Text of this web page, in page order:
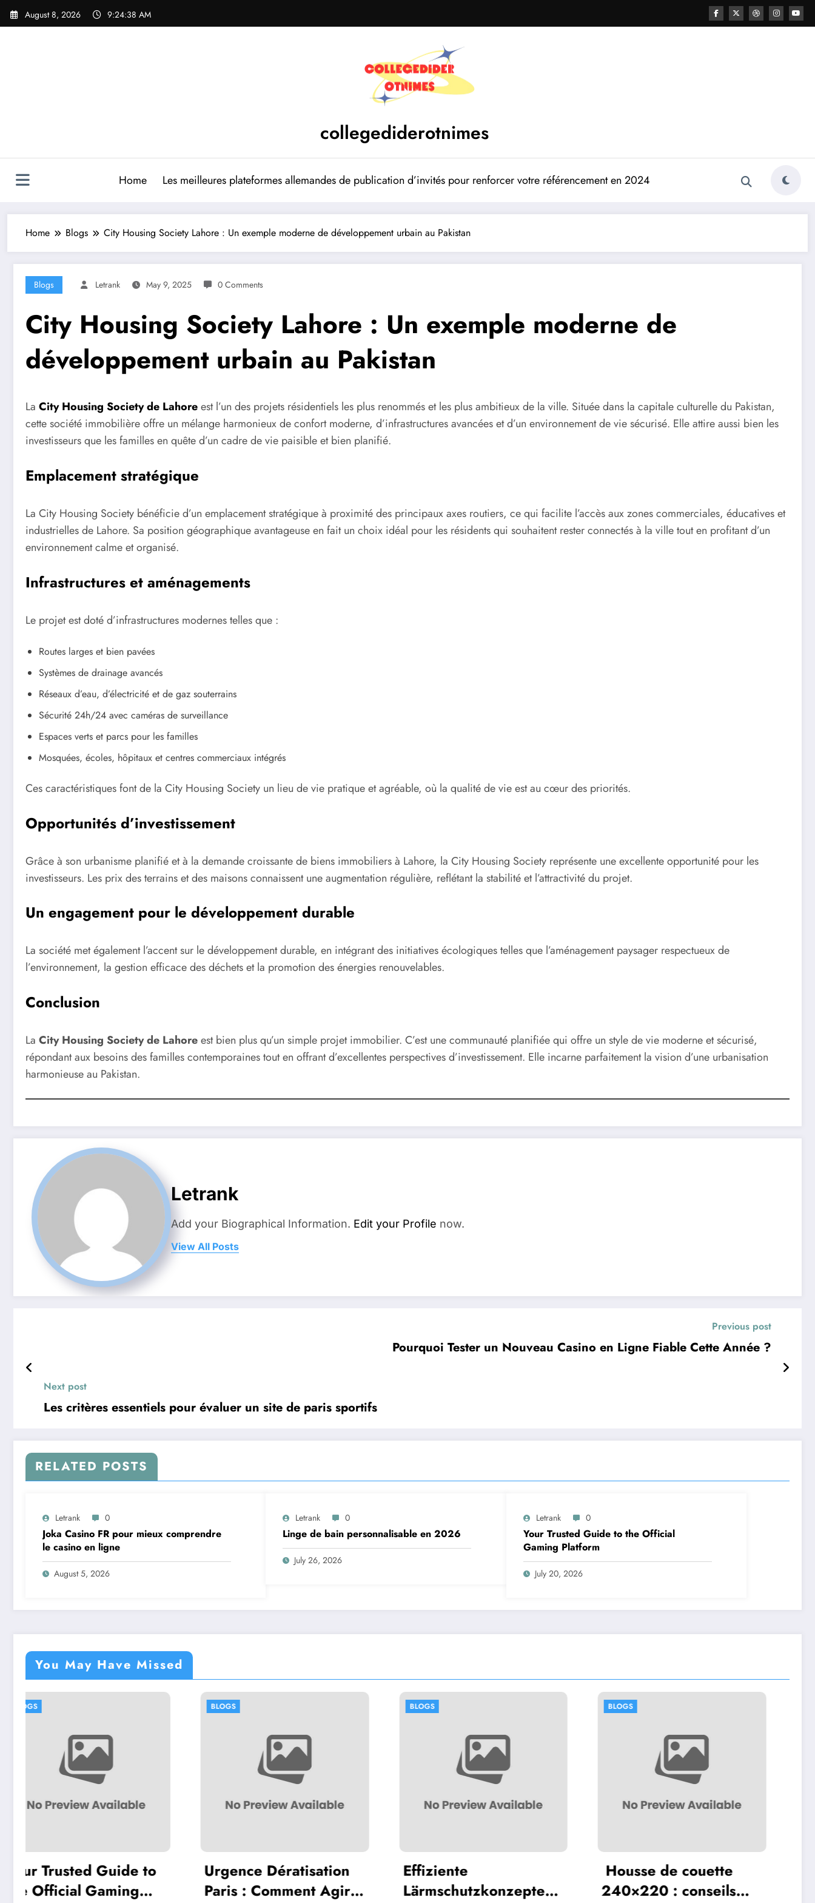
Skip
August 8, 2026 9:24:39 AM
collegediderotnimes
Home Les meilleures plateformes allemandes de publication d’invités pour renforcer votre référencement en 2024
Home Blogs City Housing Society Lahore : Un exemple moderne de développement urbain au Pakistan
Blogs Letrank May 9, 2025 0 Comments
City Housing Society Lahore : Un exemple moderne de
développement urbain au Pakistan
La City Housing Society de Lahoreest l’un des projets résidentiels les plus renommés et les plus ambitieux de la ville. Située dans la capitale culturelle du Pakistan,
cette société immobilière offre un mélange harmonieux de confort moderne, d’infrastructures avancées et d’un environnement de vie sécurisé. Elle attire aussi bien les
investisseurs que les familles en quête d’un cadre de vie paisible et bien planifié.
Emplacement stratégique
La City Housing Society bénéficie d’un emplacement stratégique à proximité des principaux axes routiers, ce qui facilite l’accès aux zones commerciales, éducatives et
industrielles de Lahore. Sa position géographique avantageuse en fait un choix idéal pour les résidents qui souhaitent rester connectés à la ville tout en profitant d’un
environnement calme et organisé.
Infrastructures et aménagements
Le projet est doté d’infrastructures modernes telles que :
Routes larges et bien pavées
Systèmes de drainage avancés
Réseaux d’eau, d’électricité et de gaz souterrains
Sécurité 24h/24 avec caméras de surveillance
Espaces verts et parcs pour les familles
Mosquées, écoles, hôpitaux et centres commerciaux intégrés
Ces caractéristiques font de la City Housing Society un lieu de vie pratique et agréable, où la qualité de vie est au cœur des priorités.
Opportunités d’investissement
Grâce à son urbanisme planifié et à la demande croissante de biens immobiliers à Lahore, la City Housing Society représente une excellente opportunité pour les
investisseurs. Les prix des terrains et des maisons connaissent une augmentation régulière, reflétant la stabilité et l’attractivité du projet.
Un engagement pour le développement durable
La société met également l’accent sur le développement durable, en intégrant des initiatives écologiques telles que l’aménagement paysager respectueux de
l’environnement, la gestion efficace des déchets et la promotion des énergies renouvelables.
Conclusion
La City Housing Society de Lahoreest bien plus qu’un simple projet immobilier. C’est une communauté planifiée qui offre un style de vie moderne et sécurisé,
répondant aux besoins des familles contemporaines tout en offrant d’excellentes perspectives d’investissement. Elle incarne parfaitement la vision d’une urbanisation
harmonieuse au Pakistan.
Letrank
Add your Biographical Information. Edit your Profile now.
View All Posts
Previous post
Pourquoi Tester un Nouveau Casino en Ligne Fiable Cette Année ?
Next post
Les critères essentiels pour évaluer un site de paris sportifs
RELATED POSTS
Letrank 0
Joka Casino FR pour mieux comprendre
le casino en ligne
August 5, 2026
Letrank 0
Linge de bain personnalisable en 2026
July 26, 2026
Letrank 0
Your Trusted Guide to the Official
Gaming Platform
July 20, 2026
You May Have Missed
Urgence Dératisation
Paris : Comment Agir
Effiziente
Lärmschutzkonzepte
Housse de couette
240×220 : conseils
Les principales
fonctionnalités d’Iron